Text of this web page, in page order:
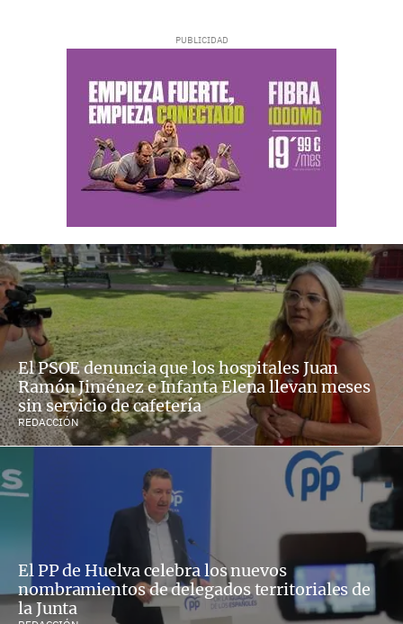
El PSOE denuncia que los hospitales Juan
Ramón Jiménez e Infanta Elena llevan meses
sin servicio de cafetería
REDACCIÓN
El PP de Huelva celebra los nuevos
nombramientos de delegados territoriales de
la Junta